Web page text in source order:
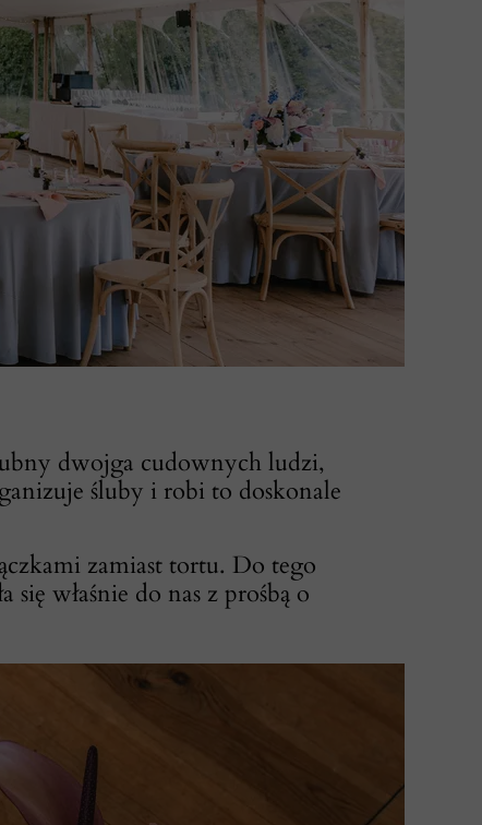
ślubny dwojga cudownych ludzi,
śluby i robi to doskonale
zamiast tortu. Do tego
właśnie do nas z prośbą o